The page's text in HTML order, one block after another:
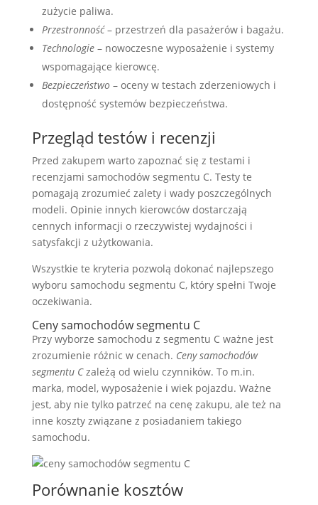
zużycie paliwa.
Przestronność– przestrzeń dla pasażerów i bagażu.
Technologie– nowoczesne wyposażenie i systemy
wspomagające kierowcę.
Bezpieczeństwo– oceny w testach zderzeniowych i
dostępność systemów bezpieczeństwa.
Przegląd testów i recenzji
Przed zakupem warto zapoznać się z testami i
recenzjami samochodów segmentu C. Testy te
pomagają zrozumieć zalety i wady poszczególnych
modeli. Opinie innych kierowców dostarczają
cennych informacji o rzeczywistej wydajności i
satysfakcji z użytkowania.
Wszystkie te kryteria pozwolą dokonać najlepszego
wyboru samochodu segmentu C, który spełni Twoje
oczekiwania.
Ceny samochodów segmentu C
Przy wyborze samochodu z segmentu C ważne jest
zrozumienie różnic w cenach. Ceny samochodów
segmentu Czależą od wielu czynników. To m.in.
marka, model, wyposażenie i wiek pojazdu. Ważne
jest, aby nie tylko patrzeć na cenę zakupu, ale też na
inne koszty związane z posiadaniem takiego
samochodu.
Porównanie kosztów